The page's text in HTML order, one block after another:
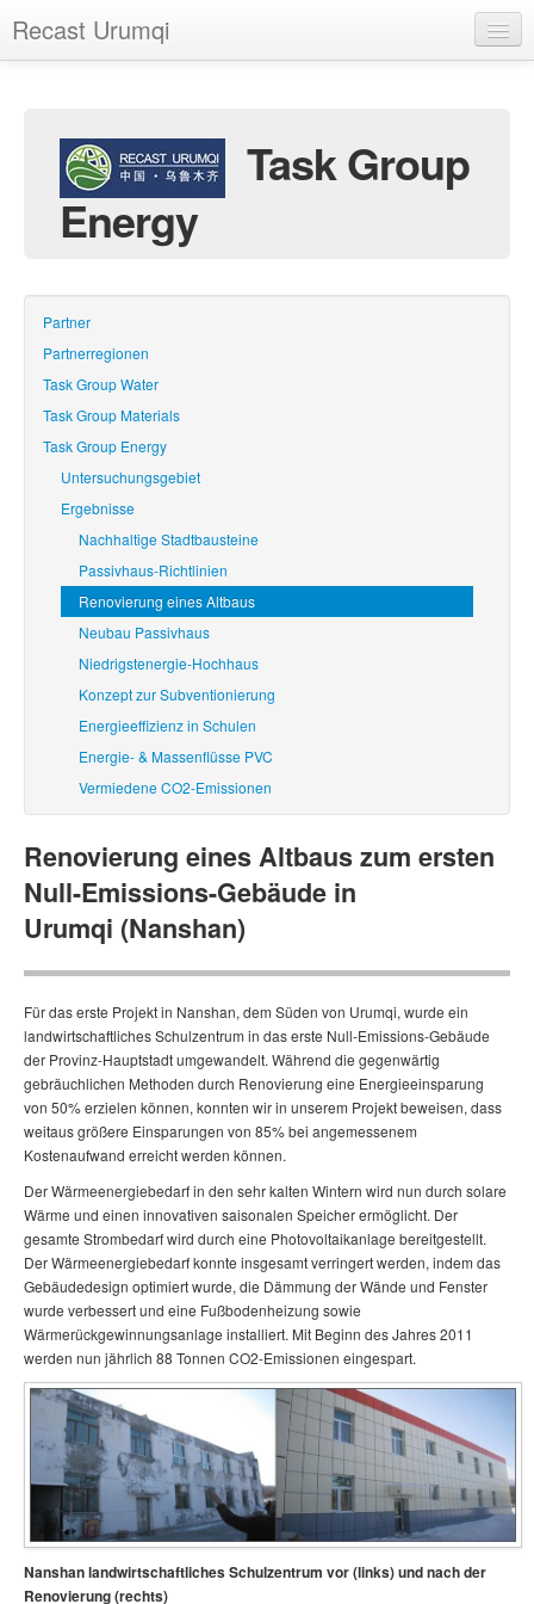
Recast Urumqi
Dokumentation
Termine
Links
Sitemap
Impressum
Task Group
Energy
Partner
Partnerregionen
Task Group Water
Task Group Materials
Task Group Energy
Untersuchungsgebiet
Ergebnisse
Nachhaltige Stadtbausteine
Passivhaus-Richtlinien
Renovierung eines Altbaus
Neubau Passivhaus
Niedrigstenergie-Hochhaus
Konzept zur Subventionierung
Energieeffizienz in Schulen
Energie- & Massenflüsse PVC
Vermiedene CO2-Emissionen
Renovierung eines Altbaus zum ersten
Null-Emissions-Gebäude in
Urumqi (Nanshan)
Für das erste Projekt in Nanshan, dem Süden von Urumqi, wurde ein
landwirtschaftliches Schulzentrum in das erste Null-Emissions-Gebäude
der Provinz-Hauptstadt umgewandelt. Während die gegenwärtig
gebräuchlichen Methoden durch Renovierung eine Energieeinsparung
von 50% erzielen können, konnten wir in unserem Projekt beweisen, dass
weitaus größere Einsparungen von 85% bei angemessenem
Kostenaufwand erreicht werden können.
Der Wärmeenergiebedarf in den sehr kalten Wintern wird nun durch solare
Wärme und einen innovativen saisonalen Speicher ermöglicht. Der
gesamte Strombedarf wird durch eine Photovoltaikanlage bereitgestellt.
Der Wärmeenergiebedarf konnte insgesamt verringert werden, indem das
Gebäudedesign optimiert wurde, die Dämmung der Wände und Fenster
wurde verbessert und eine Fußbodenheizung sowie
Wärmerückgewinnungsanlage installiert. Mit Beginn des Jahres 2011
werden nun jährlich 88 Tonnen CO2-Emissionen eingespart.
Nanshan landwirtschaftliches Schulzentrum vor (links) und nach der
Renovierung (rechts)